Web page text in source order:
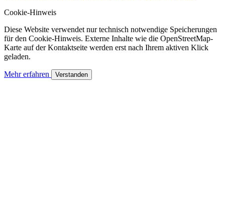
Cookie-Hinweis
Diese Website verwendet nur technisch notwendige Speicherungen
für den Cookie-Hinweis. Externe Inhalte wie die OpenStreetMap-
Karte auf der Kontaktseite werden erst nach Ihrem aktiven Klick
geladen.
Mehr erfahren Verstanden